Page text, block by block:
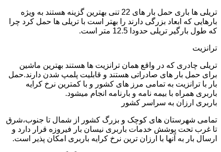
تریلی ها باری حمل بار های 22 تنی بهترین گزینه هستند به ویژه
بارهایی که ابعاد بزرگی دارند را بهتر است با تریلی ها حمل کرد چرا
که طول بارگیر تریلی حدودا 12.5 متر است.
ترانزیت
تریلی چادری که در واقع همان ترانزیت ها هستند بهترین ماشین
برای حمل بار های صادراتی هستند و قابلیت پلمپ شدن دارند.حمل
بار با ترانزیت به تمامی مرز های کشور و با کمترین نرخ کرایه
باربری همراه با بیمه نامه و بارنامه انجام میشود.
باربری ارزان به سراسر کشور
تمامی شهرستان های کوچک و بزرگ کشور از شمال تا جنوب،شرق
تا غرب تحت پوشش خدمات باربری نیسان بار فیروزه قرار دارد و
ارسال بار به آنها با ارزان ترین نرخ کرایه باربری امکان پذیر است.